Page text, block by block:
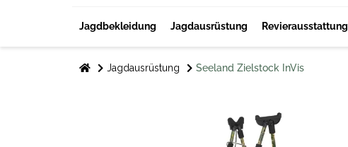
Jagdbekleidung Jagdausrüstung Revierausstattung
Jagdausrüstung Seeland Zielstock InVis